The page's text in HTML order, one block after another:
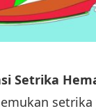
Setrika